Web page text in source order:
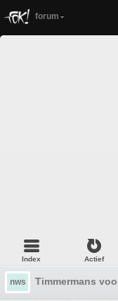
forum
Index Actief
nws Timmermans